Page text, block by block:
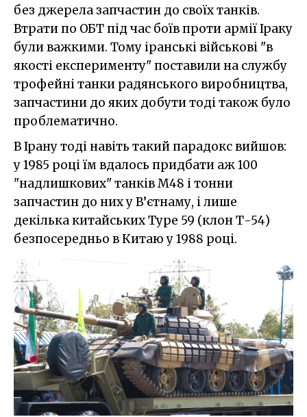
без джерела запчастин до своїх танків.
Втрати по ОБТ під час боїв проти армії Іраку
були важкими. Тому іранські військові "в
якості експерименту" поставили на службу
трофейні танки радянського виробництва,
запчастини до яких добути тоді також було
проблематично.
В Ірану тоді навіть такий парадокс вийшов:
у 1985 році їм вдалось придбати аж 100
"надлишкових" танків М48 і тонни
запчастин до них у В’єтнаму, і лише
декілька китайських Type 59 (клон Т-54)
безпосередньо в Китаю у 1988 році.